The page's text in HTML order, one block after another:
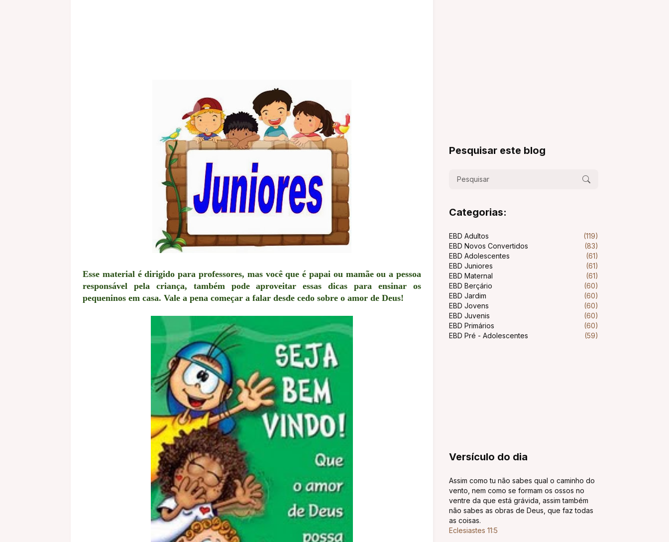
Esse material é dirigido para professores, mas você que é papai ou mamãe ou a pessoa
responsável pela criança, também pode aproveitar essas dicas para ensinar os
pequeninos em casa. Vale a pena começar a falar desde cedo sobre o amor de Deus!
Pesquisar este blog
Categorias:
EBD Adultos
(119)
EBD Novos Convertidos
(83)
EBD Adolescentes
(61)
EBD Juniores
(61)
EBD Maternal
(61)
EBD Berçário
(60)
EBD Jardim
(60)
EBD Jovens
(60)
EBD Juvenis
(60)
EBD Primários
(60)
EBD Pré - Adolescentes
(59)
Versículo do dia
Assim como tu não sabes qual o caminho do
vento, nem como se formam os ossos no
ventre da que está grávida, assim também
não sabes as obras de Deus, que faz todas
as coisas.
Eclesiastes 11:5